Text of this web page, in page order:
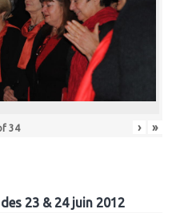
34 › »
23 & 24 juin 2012